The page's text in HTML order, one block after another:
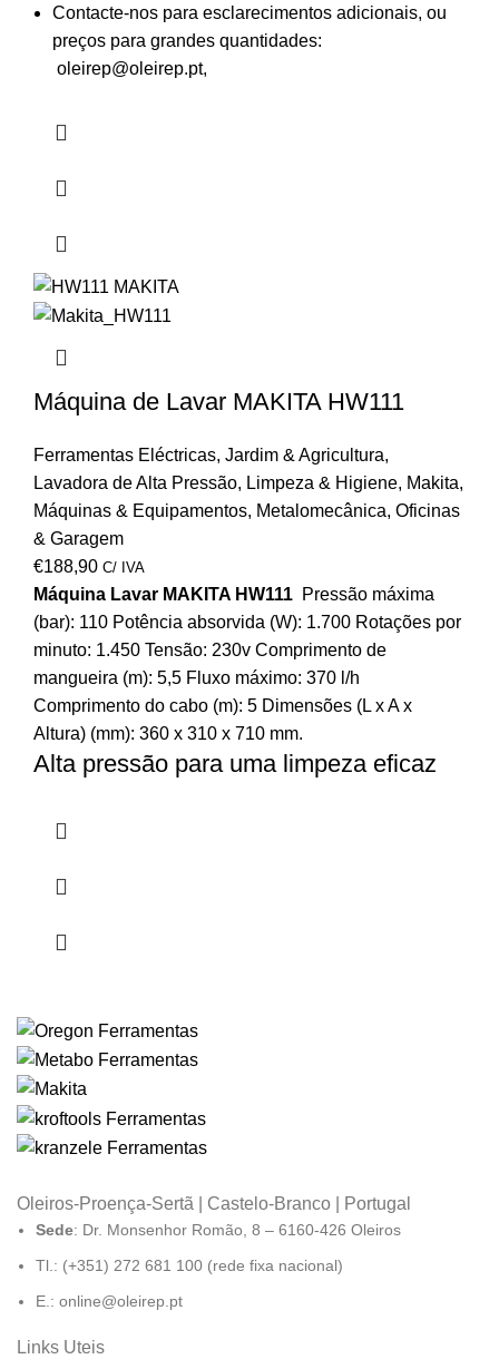
Contacte-nos para esclarecimentos adicionais, ou
preços para grandes quantidades:
oleirep@oleirep.pt,
Máquina de Lavar MAKITA HW111
Ferramentas Eléctricas, Jardim & Agricultura,
Lavadora de Alta Pressão, Limpeza & Higiene, Makita,
Máquinas & Equipamentos, Metalomecânica, Oficinas
& Garagem
€188,90 C/ IVA
Máquina Lavar MAKITA HW111 Pressão máxima
(bar): 110 Potência absorvida (W): 1.700 Rotações por
minuto: 1.450 Tensão: 230v Comprimento de
mangueira (m): 5,5 Fluxo máximo: 370 l/h
Comprimento do cabo (m): 5 Dimensões (L x A x
Altura) (mm): 360 x 310 x 710 mm.
Alta pressão para uma limpeza eficaz
Oleiros-Proença-Sertã | Castelo-Branco | Portugal
Sede: Dr. Monsenhor Romão, 8 – 6160-426 Oleiros
Tl.: (+351) 272 681 100 (rede fixa nacional)
E.: online@oleirep.pt
Links Uteis